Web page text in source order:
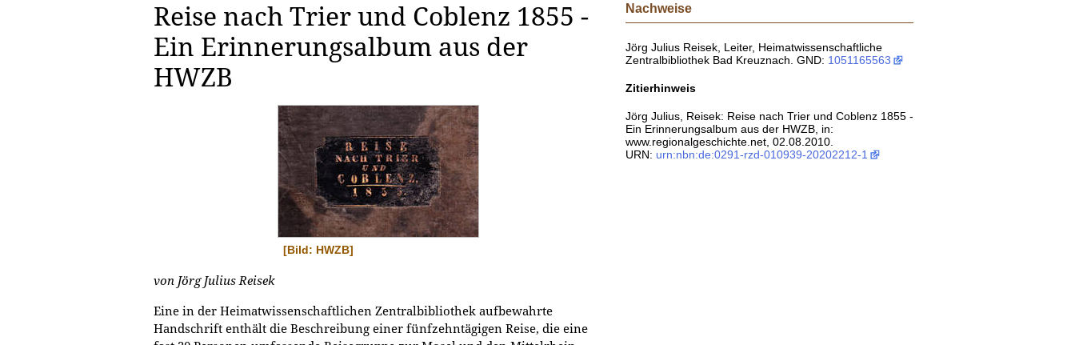
Reise nach Trier und Coblenz 1855 -
Ein Erinnerungsalbum aus der
HWZB
[Bild: HWZB]
von Jörg Julius Reisek
Eine in der Heimatwissenschaftlichen Zentralbibliothek aufbewahrte
Handschrift enthält die Beschreibung einer fünfzehntägigen Reise, die eine
Nachweise
Jörg Julius Reisek, Leiter, Heimatwissenschaftliche
Zentralbibliothek Bad Kreuznach. GND: 1051165563
Zitierhinweis
Jörg Julius, Reisek: Reise nach Trier und Coblenz 1855 -
Ein Erinnerungsalbum aus der HWZB, in:
www.regionalgeschichte.net, 02.08.2010.
URN: urn:nbn:de:0291-rzd-010939-20202212-1